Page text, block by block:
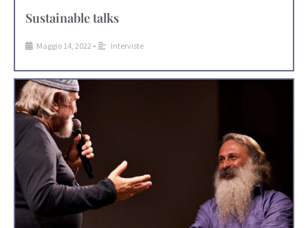
Sustainable talks
Maggio 14, 2022 • Interviste